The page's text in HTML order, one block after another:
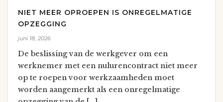
NIET MEER OPROEPEN IS ONREGELMATIGE
OPZEGGING
juni 18, 2026
De beslissing van de werkgever om een
werknemer met een nulurencontract niet meer
op te roepen voor werkzaamheden moet
worden aangemerkt als een onregelmatige